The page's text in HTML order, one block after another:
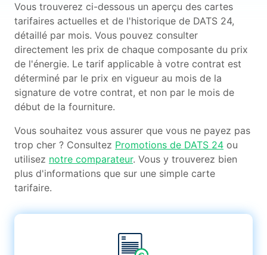
Vous trouverez ci-dessous un aperçu des cartes
tarifaires actuelles et de l'historique de DATS 24,
détaillé par mois. Vous pouvez consulter
directement les prix de chaque composante du prix
de l'énergie. Le tarif applicable à votre contrat est
déterminé par le prix en vigueur au mois de la
signature de votre contrat, et non par le mois de
début de la fourniture.
Vous souhaitez vous assurer que vous ne payez pas
trop cher ? Consultez Promotions de DATS 24 ou
utilisez notre comparateur. Vous y trouverez bien
plus d'informations que sur une simple carte
tarifaire.